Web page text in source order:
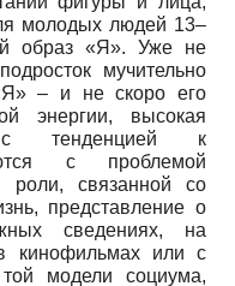
молодых людей 13–
образ «Я». Уже не
мучительно
– и не скоро его
энергии, высокая
с тенденцией к
с проблемой
роли, связанной со
представление о
сведениях, на
кинофильмах или с
модели социума,